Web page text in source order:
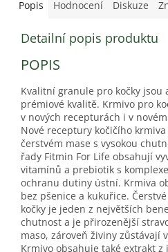
Popis Hodnocení Diskuze
Detailní popis produktu
POPIS
Kvalitní granule pro kočky jsou
prémiové kvalitě. Krmivo pro
v nových recepturách i v
Nové receptury kočičího
čerstvém mase s vysokou
řady Fitmin For Life obsahují
vitamínů a prebiotik s
ochranu dutiny ústní. Krmiva
bez pšenice a kukuřice.
kočky je jeden z největších
chutnost a je přirozenější
maso, zároveň živiny zůstávají
Krmivo obsahuje také extrakt z